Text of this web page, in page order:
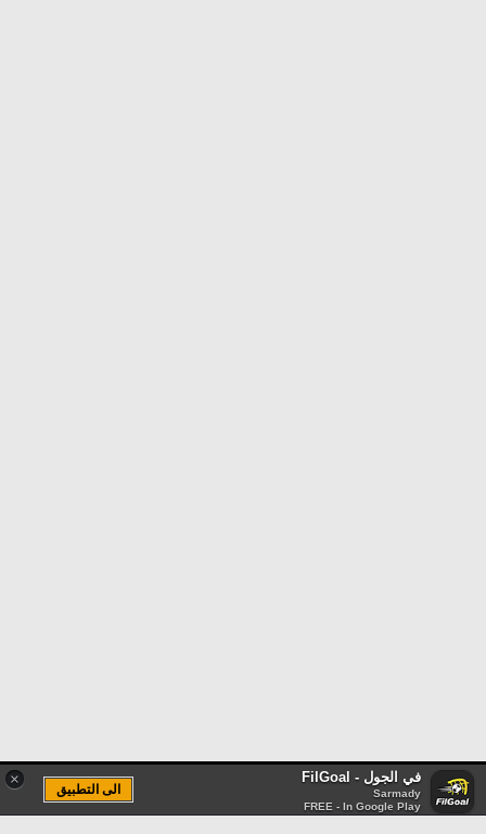
× في الجول - FilGoal
Sarmady
FREE - In Google Play
الى التطبيق